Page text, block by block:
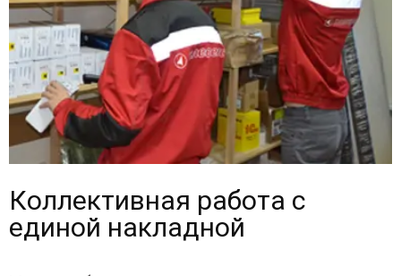
Коллективная работа с
единой накладной